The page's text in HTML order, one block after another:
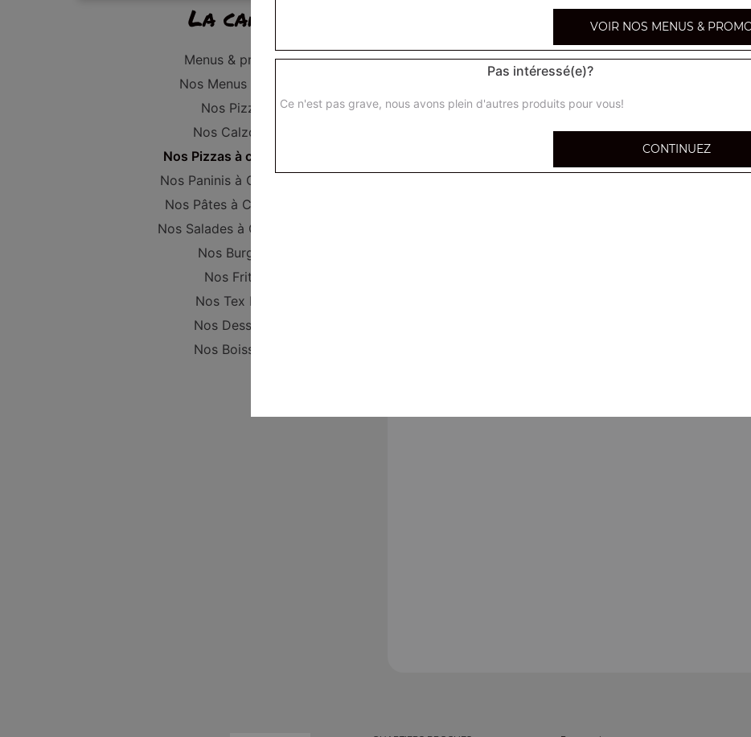
La carte
Menus & promos
Nos Menus Enfant
Nos Pizzas
Nos Calzones
Nos Pizzas à composer
Nos Paninis à Composer
Nos Pâtes à Composer
Nos Salades à Composer
Nos Burgers
Nos Frites
Nos Tex Mex
Nos Desserts
Nos Boissons
Nos
VOIR NOS MENUS &
Pas intéressé(e)?
Ce n'est pas grave, nous avons plein d'autres produits pour vous!
CONTINUEZ